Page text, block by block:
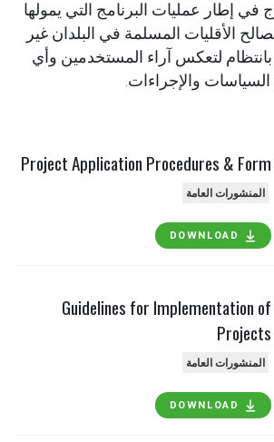
في إطار عمليات البرنامج التي يمولها
لصالح الأقليات المسلمة في البلدان غير
لتعكس آراء المستخدمين وأي
والإجراءات.
Project Application Procedures & Form
المنشورات العامة
DOWNLOAD
Guidelines for Implementation of
Projects
المنشورات العامة
DOWNLOAD